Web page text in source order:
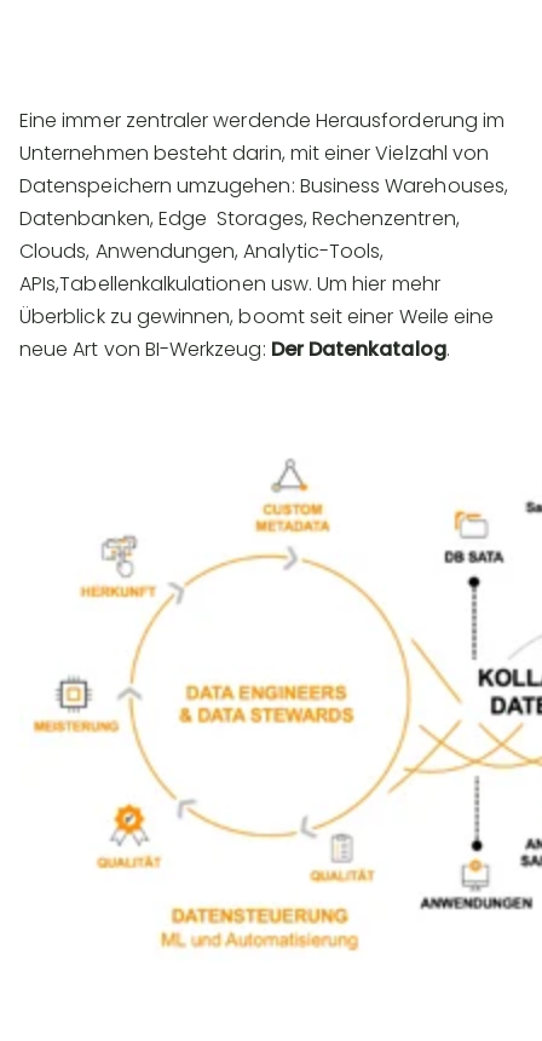
Eine immer zentraler werdende Herausforderung im
Unternehmen besteht darin, mit einer Vielzahl von
Datenspeichern umzugehen: Business Warehouses,
Datenbanken, Edge Storages, Rechenzentren,
Clouds, Anwendungen, Analytic-Tools,
APIs,Tabellenkalkulationen usw. Um hier mehr
Überblick zu gewinnen, boomt seit einer Weile eine
neue Art von BI-Werkzeug: Der Datenkatalog.